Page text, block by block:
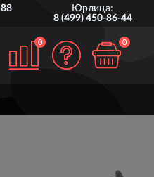
ПО ВСЕЙ РОССИИ
Юрлица:
8 (499) 450-86-44
0 0